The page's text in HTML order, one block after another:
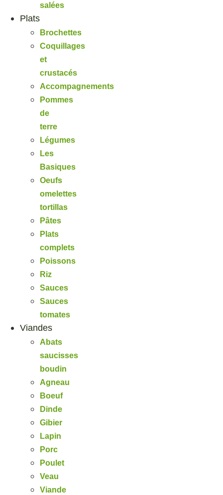
salées
Plats
Brochettes
Coquillages
et
crustacés
Accompagnements
Pommes
de
terre
Légumes
Les
Basiques
Oeufs
omelettes
tortillas
Pâtes
Plats
complets
Poissons
Riz
Sauces
Sauces
tomates
Viandes
Abats
saucisses
boudin
Agneau
Boeuf
Dinde
Gibier
Lapin
Porc
Poulet
Veau
Viande